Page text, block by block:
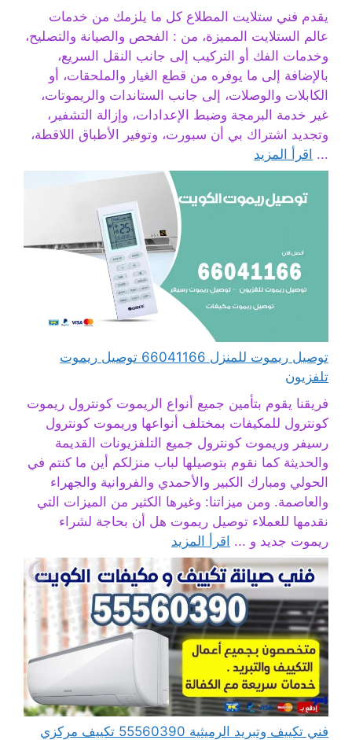
يقدم فني ستلايت المطلاع كل ما يلزمك من خدمات
عالم الستلايت المميزة، من : الفحص والصيانة والتصليح،
وخدمات الفك أو التركيب إلى جانب النقل السريع،
بالإضافة إلى ما يوفره من قطع الغيار والملحقات، أو
الكابلات والوصلات، إلى جانب الستاندات والريموتات،
غير خدمة البرمجة وضبط الإعدادات، وإزالة التشفير،
وتجديد اشتراك بي أن سبورت، وتوفير الأطباق اللاقطة،
... اقرأ المزيد
توصيل ريموت للمنزل 66041166 توصيل ريموت
تلفزيون
فريقنا يقوم بتأمين جميع أنواع الريموت كونترول ريموت
كونترول للمكيفات بمختلف أنواعها وريموت كونترول
رسيفر وريموت كونترول جميع التلفزيونات القديمة
والحديثة كما نقوم بتوصيلها لباب منزلكم أين ما كنتم في
الحولي ومبارك الكبير والأحمدي والفروانية والجهراء
والعاصمة. ومن ميزاتنا: وغيرها الكثير من الميزات التي
نقدمها للعملاء توصيل ريموت هل أن بحاجة لشراء
ريموت جديد و ... اقرأ المزيد
فني تكييف وتبريد الرميثية 55560390 تكييف مركزي